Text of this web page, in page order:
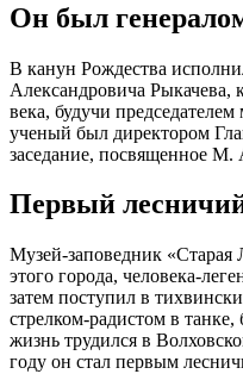
Он был
В канун Рождества
Александровича Рыкачева,
века, будучи
ученый был директором
заседание, посвященное М.
Первый
Музей-заповедник
этого города, человека-
затем поступил в
стрелком-радистом в
жизнь трудился в
году он стал первым